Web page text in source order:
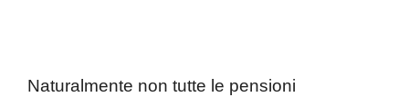
Naturalmente non tutte le pensioni